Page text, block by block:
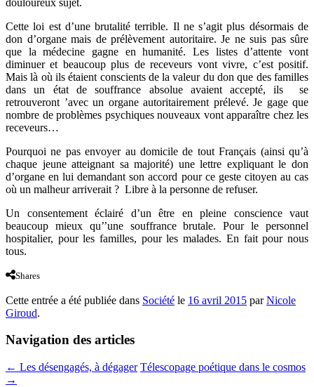
Cette loi est d’une brutalité terrible. Il ne s’agit plus désormais de
don d’organe mais de prélèvement autoritaire. Je ne suis pas sûre
que la médecine gagne en humanité. Les listes d’attente vont
diminuer et beaucoup plus de receveurs vont vivre, c’est positif.
Mais là où ils étaient conscients de la valeur du don que des familles
dans un état de souffrance absolue avaient accepté, ils se
retrouveront ’avec un organe autoritairement prélevé. Je gage que
nombre de problèmes psychiques nouveaux vont apparaître chez les
receveurs…
Pourquoi ne pas envoyer au domicile de tout Français (ainsi qu’à
chaque jeune atteignant sa majorité) une lettre expliquant le don
d’organe en lui demandant son accord pour ce geste citoyen au cas
où un malheur arriverait ? Libre à la personne de refuser.
Un consentement éclairé d’un être en pleine conscience vaut
beaucoup mieux qu’’une souffrance brutale. Pour le personnel
hospitalier, pour les familles, pour les malades. En fait pour nous
tous.
Shares
Cette entrée a été publiée dans Société le 16 avril 2015 parNicole
Giroud.
Navigation des articles
← Les désengagés, à dégager Télescopage poétique dans le cosmos
→